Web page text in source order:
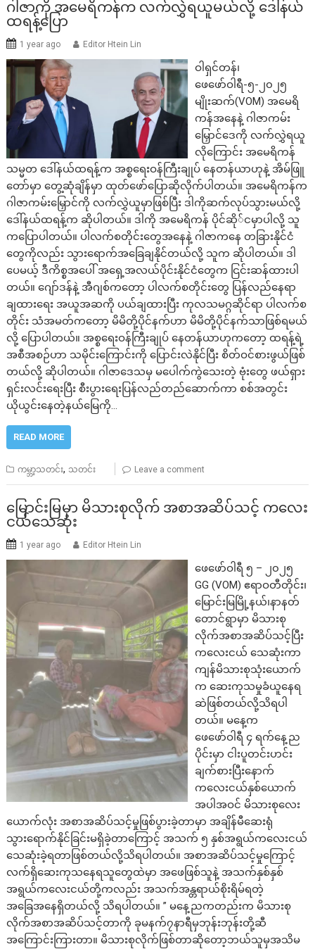
ဂါဇာကို အမေရိကန်က လက်လွှဲရယူမယ်လို့ ဒေါ်နယ်
ထရန့်ပြော
1 year ago Editor Htein Lin
ဝါရှင်တန်၊
ဖေဖော်ဝါရီ-၅-၂၀၂၅
မျိုးဆက်(VOM) အမေရိ
ကန်အနေနဲ့ ဂါဇာကမ်း
မြှောင်ဒေကို လက်လွှဲရယူ
လိုကြောင်း အမေရိကန်
သမ္မတ ဒေါ်နယ်ထရန့်က အစ္စရေးဝန်ကြီးချုပ် နေတန်ယာဟုနဲ့ အိမ်ဖြူ
တော်မှာ တွေ့ဆုံချိန်မှာ ထုတ်ဖော်ပြောဆိုလိုက်ပါတယ်။ အမေရိကန်က
ဂါဇာကမ်းမြှောင်ကို လက်လွှဲယူမှာဖြစ်ပြီး ဒါကိုဆက်လုပ်သွားမယ်လို့
ဒေါ်နယ်ထရန့်က ဆိုပါတယ်။ ဒါကို အမေရိကန် ပိုင်ဆို်ငမှာပါလို့ သူ
ကပြောပါတယ်။ ပါလက်စတိုင်းတွေအနေနဲ့ ဂါဇာကနေ တခြားနိုင်ငံ
တွေကိုလည်း သွားရောက်အခြေချနိုင်တယ်လို့ သူက ဆိုပါတယ်။ ဒါ
ပေမယ့် ဒီကိစ္စအပေါ် အရှေ့အလယ်ပိုင်းနိုင်ငံတွေက ငြင်းဆန်ထားပါ
တယ်။ ဂျော်ဒန်နဲ့ အီဂျစ်ကတော့ ပါလက်စတိုင်းတွေ ပြန်လည်နေရာ
ချထားရေး အယူအဆကို ပယ်ချထားပြီး ကုလသမဂ္ဂဆိုင်ရာ ပါလက်စ
တိုင်း သံအမတ်ကတော့ မိမိတို့ပိုင်နက်ဟာ မိမိတို့ပိုင်နက်သာဖြစ်ရမယ်
လို့ ပြောပါတယ်။ အစ္စရေးဝန်ကြီးချုပ် နေတန်ယာဟုကတော့ ထရန့်ရဲ့
အစီအစဉ်ဟာ သမိုင်းကြောင်းကို ပြောင်းလဲနိုင်ပြီး စိတ်ဝင်စားဖွယ်ဖြစ်
တယ်လို့ ဆိုပါတယ်။ ဂါဇာဒေသမှ မပေါက်ကွဲသေးတဲ့ ဗုံးတွေ ဖယ်ရှား
ရှင်းလင်းရေးပြီး စီးပွားရေးပြန်လည်တည်ဆောက်ကာ စစ်အတွင်း
ယိုယွင်းနေတဲ့နယ်မြေကို…
READ MORE
ကမ္ဘာ့သတင်း, သတင်း Leave a comment
မြောင်းမြမှာ မိသားစုလိုက် အစာအဆိပ်သင့် ကလေး
ငယ်သေဆုံး
1 year ago Editor Htein Lin
ဖေဖော်ဝါရီ ၅ – ၂၀၂၅
GG (VOM) ဧရာဝတီတိုင်း၊
မြောင်းမြမြို့နယ်၊နာနတ်
တောင်ရွာမှာ မိသားစု
လိုက်အစာအဆိပ်သင့်ပြီး
ကလေးငယ် သေဆုံးကာ
ကျန်မိသားစုသုံး​ယောက်
က ဆေးကုသမှုခံယူနေရ
ဆဲဖြစ်တယ်လို့သိရပါ
တယ်။ မနေ့က
ဖေဖော်ဝါရီ ၄ ရက်နေ့ည
ပိုင်းမှာ ငါးပူတင်းဟင်း
ချက်စားပြီးနောက်
ကလေးငယ်နှစ်ယောက်
အပါအဝင် မိသားစုလေး
ယောက်လုံး အစာအဆိပ်သင့်မှုဖြစ်ပွားခဲ့တာမှာ အချိန်မီဆေးရုံ
သွားရောက်နိုင်ခြင်းမရှိခဲ့တာကြောင့် အသက် ၅ နှစ်အရွယ်ကလေးငယ်
သေဆုံးခဲ့ရတာဖြစ်တယ်လို့သိရပါတယ်။ အစာအဆိပ်သင့်မှုကြောင့်
လက်ရှိဆေးကုသနေရသူတွေထဲမှာ အဖေဖြစ်သူနဲ့ အသက်နှစ်နှစ်
အရွယ်ကလေးငယ်တို့ကလည်း အသက်အန္တရာယ်စိုးရိမ်ရတဲ့
အခြေအနေရှိတယ်လို့ သိရပါတယ်။ ” မနေ့ညကတည်းက မိသားစု
လိုက်အစာအဆိပ်သင့်တာကို ခုမနက်၇နာရီမှဘုန်းဘုန်းတို့ဆီ
အကြောင်းကြားတာ။ မိသားစုလိုက်ဖြစ်တာဆိုတော့ဘယ်သူမှအသိမ